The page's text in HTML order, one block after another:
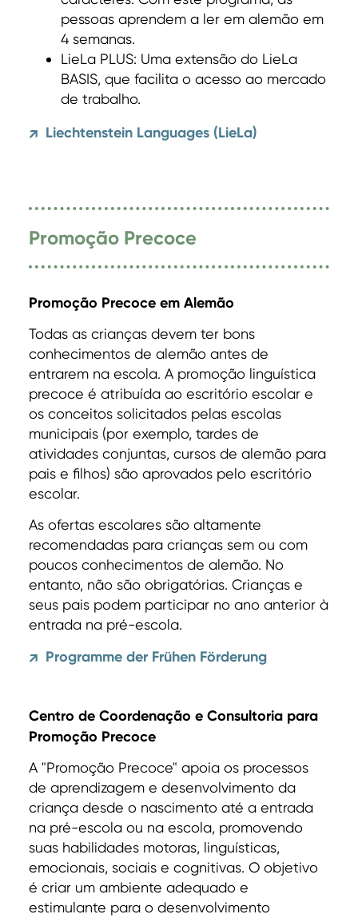
pessoas aprendem a ler em alemão em
4 semanas.
LieLa PLUS: Uma extensão do LieLa
BASIS, que facilita o acesso ao mercado
de trabalho.
↗ Liechtenstein Languages (LieLa)
Promoção Precoce
Promoção Precoce em Alemão
Todas as crianças devem ter bons
conhecimentos de alemão antes de
entrarem na escola. A promoção linguística
precoce é atribuída ao escritório escolar e
os conceitos solicitados pelas escolas
municipais (por exemplo, tardes de
atividades conjuntas, cursos de alemão para
pais e filhos) são aprovados pelo escritório
escolar.
As ofertas escolares são altamente
recomendadas para crianças sem ou com
poucos conhecimentos de alemão. No
entanto, não são obrigatórias. Crianças e
seus pais podem participar no ano anterior à
entrada na pré-escola.
↗ Programme der Frühen Förderung
Centro de Coordenação e Consultoria para
Promoção Precoce
A "Promoção Precoce" apoia os processos
de aprendizagem e desenvolvimento da
criança desde o nascimento até a entrada
na pré-escola ou na escola, promovendo
suas habilidades motoras, linguísticas,
emocionais, sociais e cognitivas. O objetivo
é criar um ambiente adequado e
estimulante para o desenvolvimento